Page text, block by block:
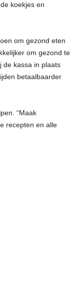
koekjes en
om gezond eten
om gezond te
de kassa in plaats
betaalbaarder
“Maak
recepten en alle